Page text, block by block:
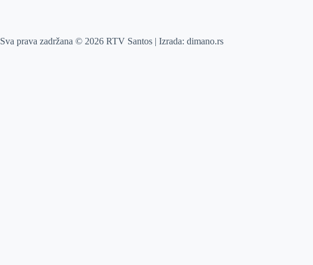
Sva prava zadržana © 2026 RTV Santos | Izrada:dimano.rs